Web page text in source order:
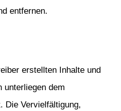
entfernen.
erstellten Inhalte und
unterliegen dem
Die Vervielfältigung,